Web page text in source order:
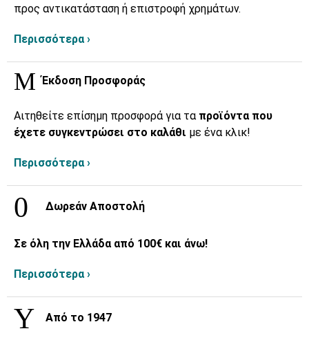
προς αντικατάσταση ή επιστροφή χρημάτων.
Περισσότερα ›
Έκδοση Προσφοράς
Αιτηθείτε επίσημη προσφορά για τα προϊόντα που
έχετε συγκεντρώσει στο καλάθι με ένα κλικ!
Περισσότερα ›
Δωρεάν Αποστολή
Σε όλη την Ελλάδα από 100€ και άνω!
Περισσότερα ›
Από το 1947